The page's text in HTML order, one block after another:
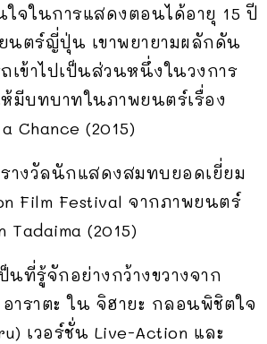
จในการแสดงตอนได้อายุ 15 ปี
นตร์ญี่ปุ่น เขาพยายามผลักดัน
เข้าไปเป็นส่วนหนึ่งในวงการ
ห้มีบทบาทในภาพยนตร์เรื่อง
Chance (2015)
างวัลนักแสดงสมทบยอดเยี่ยม
Film Festival จากภาพยนตร์
(2015)
ที่รู้จักอย่างกว้างขวางจาก
าราตะ ใน จิฮายะ กลอนพิชิตใจ
เวอร์ชั่น Live-Action และ